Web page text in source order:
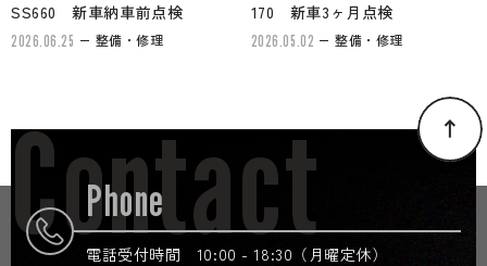
SS660 新車納車前点検
2026.06.25 整備・修理
170 新車3ヶ月点検
2026.05.02 整備・修理
Phone
電話受付時間 10:00 - 18:30（月曜定休）
Contact